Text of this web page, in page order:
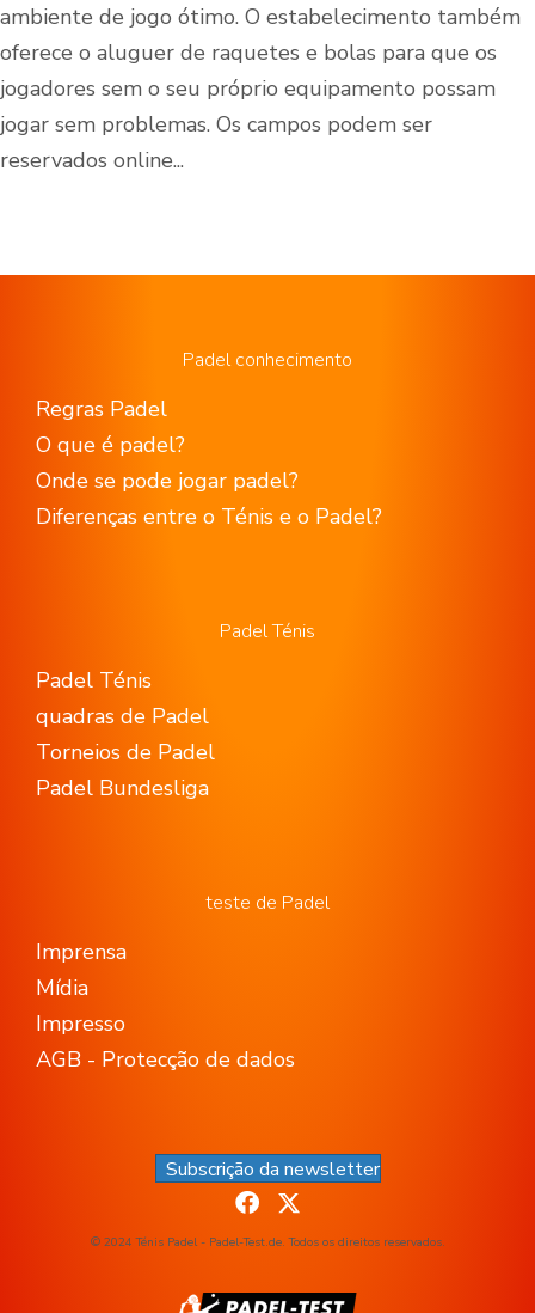
ambiente de jogo ótimo. O estabelecimento também
oferece o aluguer de raquetes e bolas para que os
jogadores sem o seu próprio equipamento possam
jogar sem problemas. Os campos podem ser
reservados online...
Padel conhecimento
Regras Padel
O que é padel?
Onde se pode jogar padel?
Diferenças entre o Ténis e o Padel?
Padel Ténis
Padel Ténis
quadras de Padel
Torneios de Padel
Padel Bundesliga
teste de Padel
Imprensa
Mídia
Impresso
AGB - Protecção de dados
Subscrição da newsletter
© 2024 Ténis Padel - Padel-Test.de. Todos os direitos reservados.